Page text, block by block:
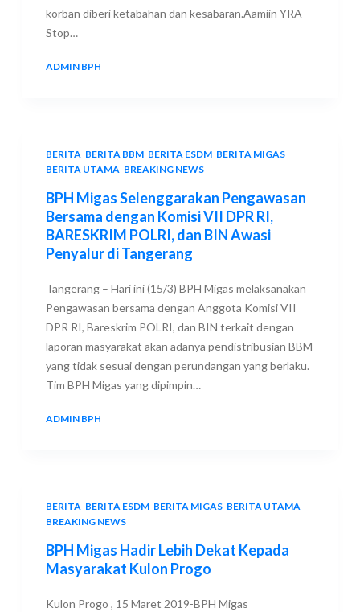
korban diberi ketabahan dan kesabaran.Aamiin YRA
Stop…
ADMIN BPH
BERITA BERITA BBM, BERITA ESDM, BERITA MIGAS,
BERITA UTAMA BREAKING NEWS
BPH Migas Selenggarakan Pengawasan
Bersama dengan Komisi VII DPR RI,
BARESKRIM POLRI, dan BIN Awasi
Penyalur di Tangerang
Tangerang – Hari ini (15/3) BPH Migas melaksanakan
Pengawasan bersama dengan Anggota Komisi VII
DPR RI, Bareskrim POLRI, dan BIN terkait dengan
laporan masyarakat akan adanya pendistribusian BBM
yang tidak sesuai dengan perundangan yang berlaku.
Tim BPH Migas yang dipimpin…
ADMIN BPH
BERITA BERITA ESDM, BERITA MIGAS, BERITA UTAMA
BREAKING NEWS
BPH Migas Hadir Lebih Dekat Kepada
Masyarakat Kulon Progo
Kulon Progo , 15 Maret 2019-BPH Migas